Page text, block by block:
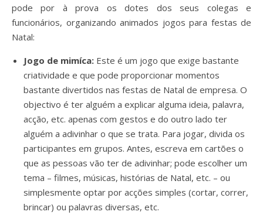
pode por à prova os dotes dos seus colegas e
funcionários, organizando animados jogos para festas de
Natal:
Jogo de mimíca: Este é um jogo que exige bastante
criatividade e que pode proporcionar momentos
bastante divertidos nas festas de Natal de empresa. O
objectivo é ter alguém a explicar alguma ideia, palavra,
acção, etc. apenas com gestos e do outro lado ter
alguém a adivinhar o que se trata. Para jogar, divida os
participantes em grupos. Antes, escreva em cartões o
que as pessoas vão ter de adivinhar; pode escolher um
tema – filmes, músicas, histórias de Natal, etc. – ou
simplesmente optar por acções simples (cortar, correr,
brincar) ou palavras diversas, etc.